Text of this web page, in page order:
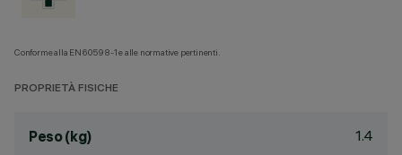
Conforme alla EN60598-1 e alle normative pertinenti.
PROPRIETÀ FISICHE
Peso (kg) 1.4